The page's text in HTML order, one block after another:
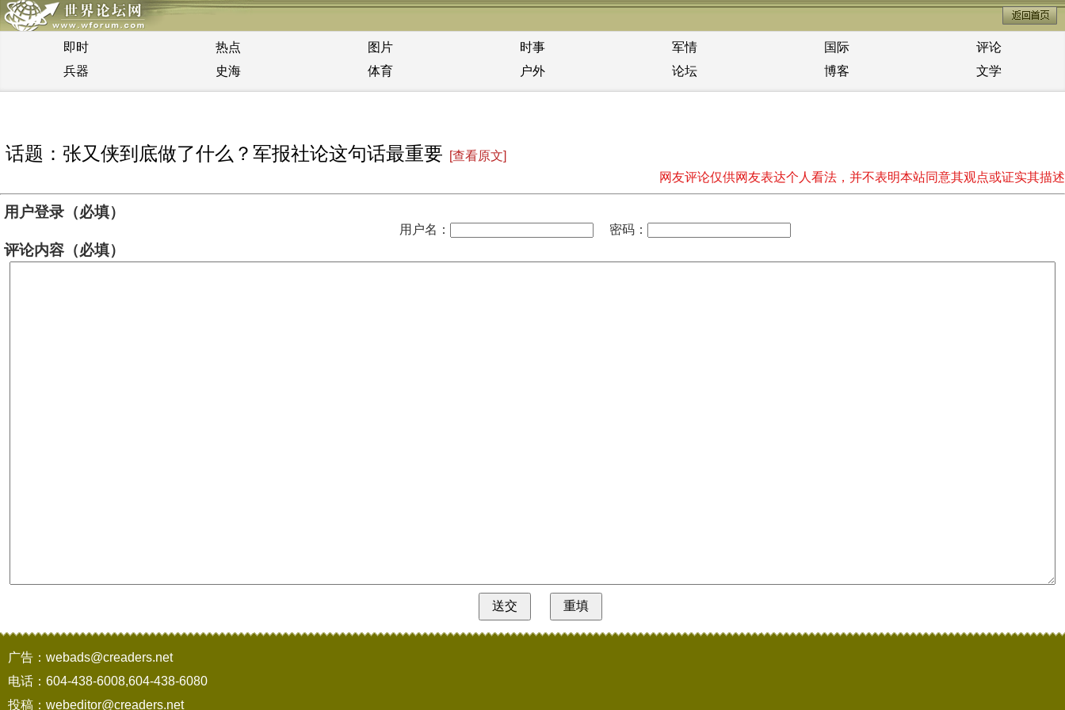
即时 热点 图片 时事 军情 国际
评论
兵器
史海 体育 户外 论坛 博客 文学
话题：张又侠到底做了什么？军报社论这句话最重要
[查看原文]
网友评论仅供网友表达个人看法，并不表明本站同意其观点或证实其描述
用户登录（必填）
用户名： 密码：
评论内容（必填）
广告：webads@creaders.net
电话：604-438-6008,604-438-6080
投稿：webeditor@creaders.net